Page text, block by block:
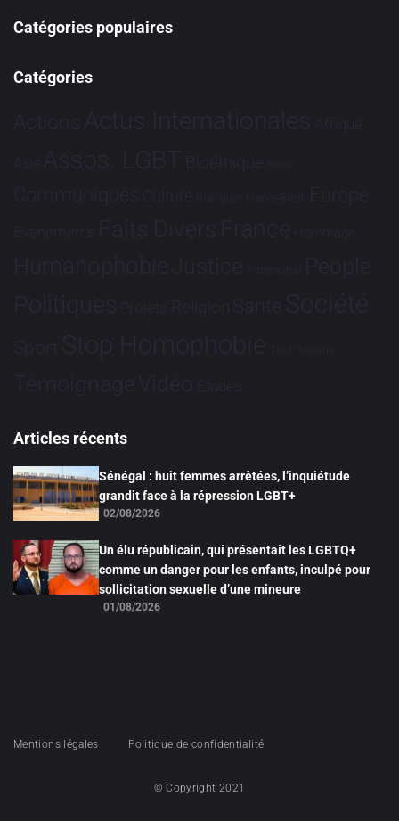
Catégories populaires
Catégories
Actions Actus Internationales Afrique
Asie Assos. LGBT Bioéthique Brève
Communiqués Culture Dialogues France-Brésil Europe
Evénements Faits Divers France Hommage
HumanophobieJustice Partenariat People
Politiques Projets Religion Santé Société
Sport Stop Homophobie Tech Tribune
TémoignageVidéo Études
Articles récents
Sénégal : huit femmes arrêtées, l’inquiétude
grandit face à la répression LGBT+
02/08/2026
Un élu républicain, qui présentait les LGBTQ+
comme un danger pour les enfants, inculpé pour
sollicitation sexuelle d’une mineure
01/08/2026
Mentions légales Politique de confidentialité
© Copyright 2021